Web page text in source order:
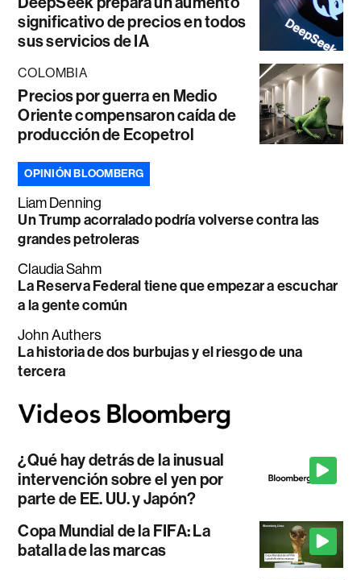
significativo de precios en todos
sus servicios de IA
COLOMBIA
Precios por guerra en Medio
Oriente compensaron caída de
producción de Ecopetrol
OPINIÓN BLOOMBERG
Liam Denning
Un Trump acorralado podría volverse contra las
grandes petroleras
Claudia Sahm
La Reserva Federal tiene que empezar a escuchar
a la gente común
John Authers
La historia de dos burbujas y el riesgo de una
tercera
¿Qué hay detrás de la inusual
intervención sobre el yen por
parte de EE. UU. y Japón?
Copa Mundial de la FIFA: La
batalla de las marcas